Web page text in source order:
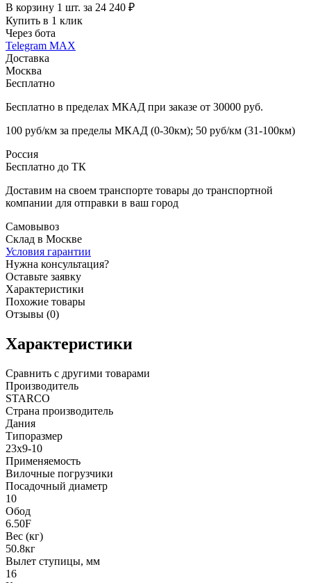
В корзину 1 шт. за 24 240 ₽
Купить в 1 клик
Через бота
Telegram MAX
Доставка
Москва
Бесплатно
Бесплатно в пределах МКАД при заказе от 30000 руб.
100 руб/км за пределы МКАД (0-30км); 50 руб/км (31-100км)
Россия
Бесплатно до ТК
Доставим на своем транспорте товары до транспортной
компании для отправки в ваш город
Самовывоз
Склад в Москве
Условия гарантии
Нужна консультация?
Оставьте заявку
Характеристики
Похожие товары
Отзывы (0)
Характеристики
Сравнить с другими товарами
Производитель
STARCO
Страна производитель
Дания
Типоразмер
23x9-10
Применяемость
Вилочные погрузчики
Посадочный диаметр
10
Обод
6.50F
Вес (кг)
50.8кг
Вылет ступицы, мм
16